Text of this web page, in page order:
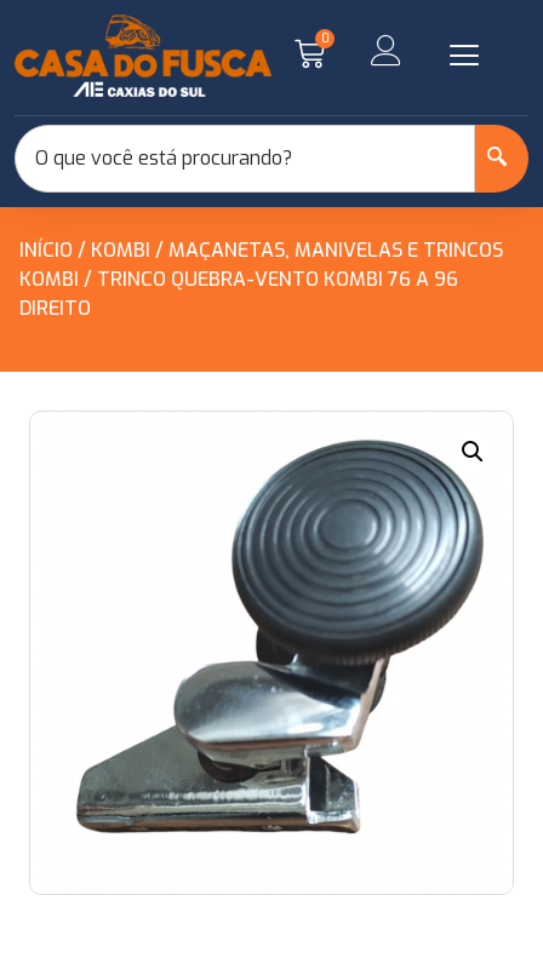
0
INÍCIO / KOMBI / MAÇANETAS, MANIVELAS E TRINCOS
KOMBI / TRINCO QUEBRA-VENTO KOMBI 76 A 96
DIREITO